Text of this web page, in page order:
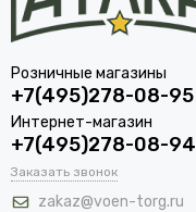
Розничные магазины
+7(495)278-08-95
Интернет-магазин
+7(495)278-08-94
Заказать звонок
zakaz@voen-torg.ru